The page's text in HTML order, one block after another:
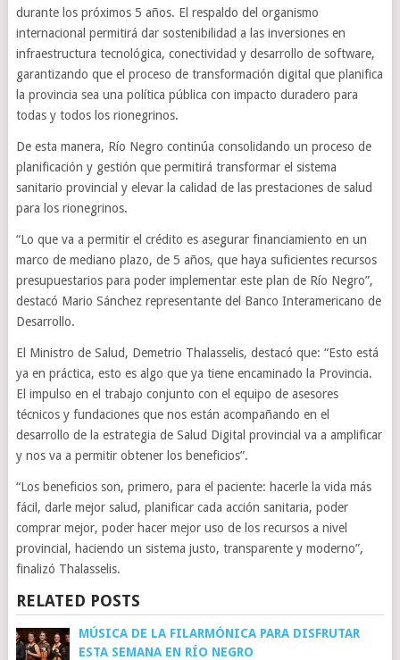
durante los próximos 5 años. El respaldo del organismo
internacional permitirá dar sostenibilidad a las inversiones en
infraestructura tecnológica, conectividad y desarrollo de software,
garantizando que el proceso de transformación digital que planifica
la provincia sea una política pública con impacto duradero para
todas y todos los rionegrinos.
De esta manera, Río Negro continúa consolidando un proceso de
planificación y gestión que permitirá transformar el sistema
sanitario provincial y elevar la calidad de las prestaciones de salud
para los rionegrinos.
“Lo que va a permitir el crédito es asegurar financiamiento en un
marco de mediano plazo, de 5 años, que haya suficientes recursos
presupuestarios para poder implementar este plan de Río Negro”,
destacó Mario Sánchez representante del Banco Interamericano de
Desarrollo.
El Ministro de Salud, Demetrio Thalasselis, destacó que: “Esto está
ya en práctica, esto es algo que ya tiene encaminado la Provincia.
El impulso en el trabajo conjunto con el equipo de asesores
técnicos y fundaciones que nos están acompañando en el
desarrollo de la estrategia de Salud Digital provincial va a amplificar
y nos va a permitir obtener los beneficios”.
“Los beneficios son, primero, para el paciente: hacerle la vida más
fácil, darle mejor salud, planificar cada acción sanitaria, poder
comprar mejor, poder hacer mejor uso de los recursos a nivel
provincial, haciendo un sistema justo, transparente y moderno”,
finalizó Thalasselis.
RELATED POSTS
MÚSICA DE LA FILARMÓNICA PARA DISFRUTAR
ESTA SEMANA EN RÍO NEGRO